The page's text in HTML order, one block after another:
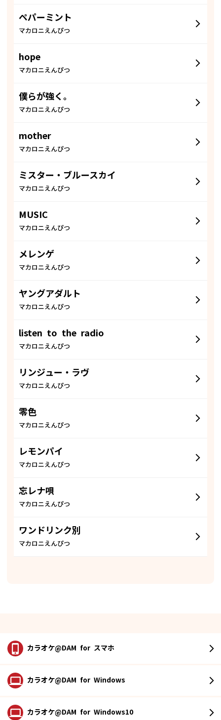
ペパーミント
マカロニえんぴつ
hope
マカロニえんぴつ
僕らが強く。
マカロニえんぴつ
mother
マカロニえんぴつ
ミスター・ブルースカイ
マカロニえんぴつ
MUSIC
マカロニえんぴつ
メレンゲ
マカロニえんぴつ
ヤングアダルト
マカロニえんぴつ
listen to the radio
マカロニえんぴつ
リンジュー・ラヴ
マカロニえんぴつ
零色
マカロニえんぴつ
レモンパイ
マカロニえんぴつ
忘レナ唄
マカロニえんぴつ
ワンドリンク別
マカロニえんぴつ
カラオケ@DAM for スマホ
カラオケ@DAM for Windows
カラオケ@DAM for Windows10